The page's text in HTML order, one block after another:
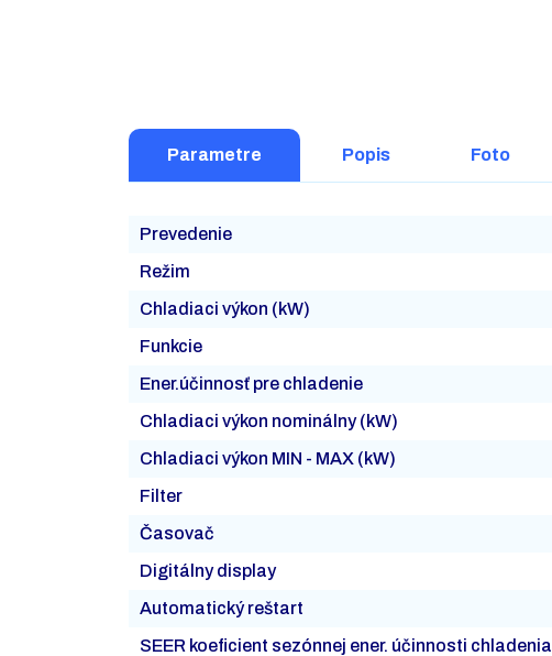
Parametre Popis Foto
Prevedenie
Režim
Chladiaci výkon (kW)
Funkcie
Ener.účinnosť pre chladenie
Chladiaci výkon nominálny (kW)
Chladiaci výkon MIN - MAX (kW)
Filter
Časovač
Digitálny display
Automatický reštart
SEER koeficient sezónnej ener. účinnosti chladenia